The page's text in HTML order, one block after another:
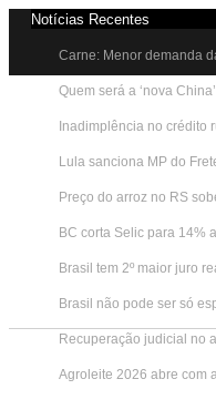
Notícias Recentes
Carne: Menor demanda
Quem será a ‘nova
Inadimplência no crédito
Lula sanciona MP do
Preço do arroz no RS
BC corta Selic para 14%
Brasil tem 2º maior juro
Brasil não pode ser só
Recuperação judicial no
Agroleite 2026 abre com